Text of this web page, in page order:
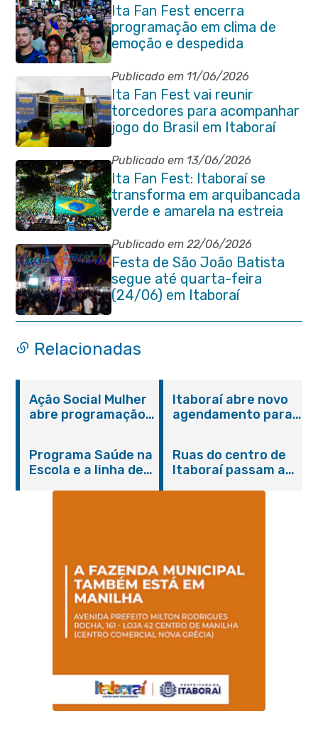
Ita Fan Fest encerra
programação em clima de
emoção e despedida
Publicado em 11/06/2026
Ita Fan Fest vai reunir
torcedores para acompanhar
jogo do Brasil em Itaboraí
Publicado em 13/06/2026
Ita Fan Fest: Itaboraí se
transforma em arquibancada
verde e amarela na estreia
do Brasil na Copa do Mundo
Publicado em 22/06/2026
Festa de São João Batista
segue até quarta-feira
(24/06) em Itaboraí
Relacionadas
Ação Social Mulher
abre programação
serviços gratuitos e
orientações
Itaboraí abre novo
agendamento para
Programa Saúde na
Escola e a linha de
Magalhães Seabra
Ruas do centro de
Itaboraí passam a